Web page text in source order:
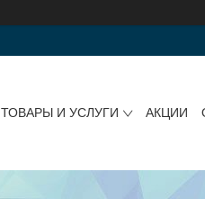
ТОВАРЫ И УСЛУГИ АКЦИИ